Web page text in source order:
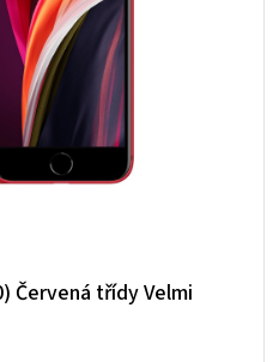
Červená třídy Velmi